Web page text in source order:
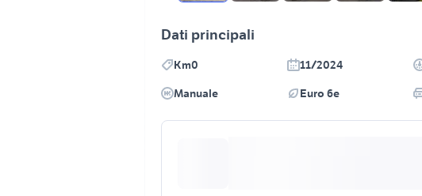
Dati principali
Km0 11/2024
Manuale
Euro 6e